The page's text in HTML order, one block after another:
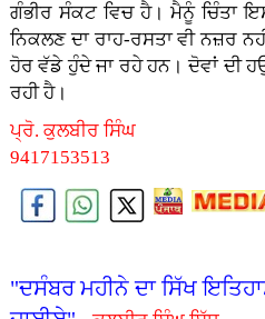
ਗੰਭੀਰ ਸੰਕਟ ਵਿਚ ਹੈ। ਮੈਨੂੰ ਚਿੰਤਾ
ਨਿਕਲਣ ਦਾ ਰਾਹ-ਰਸਤਾ ਵੀ ਨਜ਼ਰ
ਹੋਰ ਵੱਡੇ ਹੁੰਦੇ ਜਾ ਰਹੇ ਹਨ। ਦੋਵਾਂ ਦੀ
ਰਹੀ ਹੈ।
ਪ੍ਰੋ. ਕੁਲਬੀਰ ਸਿੰਘ
9417153513
"ਦਸੰਬਰ ਮਹੀਨੇ ਦਾ ਸਿੱਖ